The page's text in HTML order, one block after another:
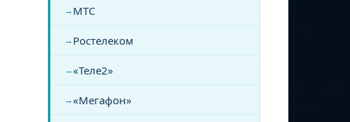
МТС
Ростелеком
«Теле2»
«Мегафон»